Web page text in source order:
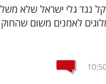
נגד גלי ישראל שלא
לאמנים משום